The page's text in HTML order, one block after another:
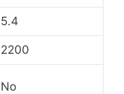
5.4
2200
No